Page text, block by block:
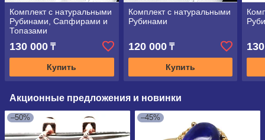
Комплект с натуральными
Рубинами, Сапфирами и
Топазами
130 000 ₸
Купить
Комплект с натуральными
Рубинами
120 000₸
Купить
Акционные предложения и новинки
–50% –45%